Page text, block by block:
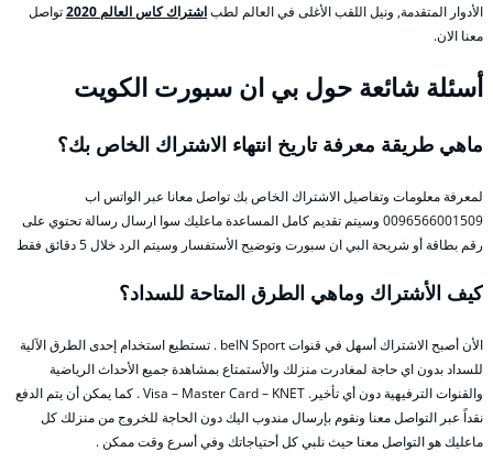
الأدوار المتقدمة, ونيل اللقب الأغلى في العالم لطباشتراك كاس العالم 2020
تواصل
معنا الان.
أسئلة شائعة حول بي ان سبورت الكويت
ماهي طريقة معرفة تاريخ انتهاء الاشتراك الخاص بك؟
لمعرفة معلومات وتفاصيل الاشتراك الخاص بك تواصل معانا عبر الواتس اب
0096566001509 وسيتم تقديم كامل المساعدة ماعليك سوا ارسال رسالة تحتوي على
رقم بطاقة أو شريحة البي ان سبورت وتوضيح الأستفسار وسيتم الرد خلال 5 دقائق فقط
كيف الأشتراك وماهي الطرق المتاحة للسداد؟
الأن أصبح الاشتراك أسهل في قنوات beIN Sport . تستطيع استخدام إحدى الطرق الآلية
للسداد بدون اي حاجة لمغادرت منزلك والأستمتاع بمشاهدة جميع الأحداث الرياضية
والقنوات الترفيهية دون أي تأخير. Visa – Master Card – KNET . كما يمكن أن يتم الدفع
نقداً عبر التواصل معنا ونقوم بإرسال مندوب اليك دون الحاجة للخروج من منزلك كل
ماعليك هو التواصل معنا حيث نلبي كل أحتياجاتك وفي أسرع وقت ممكن .